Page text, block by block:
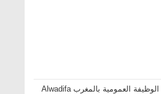
Alwadifa الوظيفة العمومية بالمغرب